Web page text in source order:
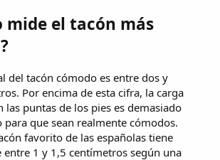
mide el tacón más
del tacón cómodo es entre dos y
Por encima de esta cifra, la carga
las puntas de los pies es demasiado
para que sean realmente cómodos.
favorito de las españolas tiene
entre 1 y 1,5 centímetros según una